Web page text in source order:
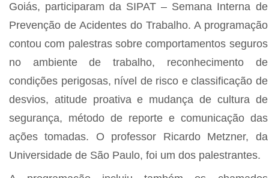
Goiás, participaram da SIPAT – Semana Interna de
Prevenção de Acidentes do Trabalho. A programação
contou com palestras sobre comportamentos seguros
no ambiente de trabalho, reconhecimento de
condições perigosas, nível de risco e classificação de
desvios, atitude proativa e mudança de cultura de
segurança, método de reporte e comunicação das
ações tomadas. O professor Ricardo Metzner, da
Universidade de São Paulo, foi um dos palestrantes.